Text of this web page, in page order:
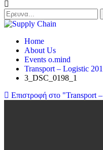
Home
About Us
Events o.mind
Transport – Logistic
3_DSC_0198_1
Επιστροφή στο "Transport